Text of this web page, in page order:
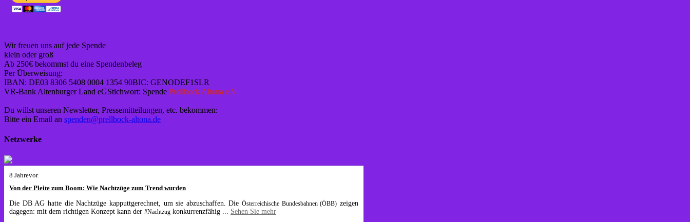
Wir freuen uns auf jede Spende
klein oder groß
Ab 250€ bekommst du eine Spendenbeleg
Per Überweisung:
IBAN: DE03 8306 5408 0004 1354 90BIC: GENODEF1SLR
VR-Bank Altenburger Land eGStichwort: Spende Prellbock Altona e.V.
Du willst unseren Newsletter, Pressemitteilungen, etc. bekommen:
Bitte ein Email an spenden@prellbock-altona.de
Netzwerke
8 Jahrevor
Von der Pleite zum Boom: Wie Nachtzüge zum Trend wurden
Die DB AG hatte die Nachtzüge kapputtgerechnet, um sie abzuschaffen. DieÖsterreichische Bundesbahnen (ÖBB) zeigen
dagegen: mit dem richtigen Konzept kann der #Nachtzug konkurrenzfähig
Sehen Sie mehr